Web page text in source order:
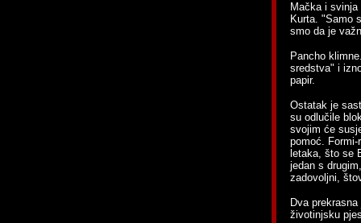
Mačka i
Kurta. "Samo
smo da je
Pancho
sredstva" i
papir.
Ostatak je
su odlučile
svojim će
pomoć. Formi-
letaka, što se
jedan s
zadovoljni,
Dva
životinjsku